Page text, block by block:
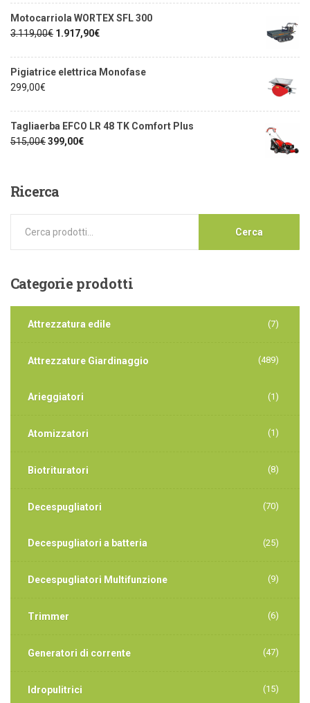
Motocarriola WORTEX SFL 300
3.119,00€ 1.917,90€
Pigiatrice elettrica Monofase
299,00€
Tagliaerba EFCO LR 48 TK Comfort Plus
515,00€399,00€
Ricerca
Cerca
Categorieprodotti
Attrezzatura edile (7)
Attrezzature Giardinaggio (489)
Arieggiatori (1)
Atomizzatori (1)
Biotrituratori (8)
Decespugliatori (70)
Decespugliatori a batteria (25)
Decespugliatori Multifunzione (9)
Trimmer (6)
Generatori di corrente (47)
Idropulitrici (15)